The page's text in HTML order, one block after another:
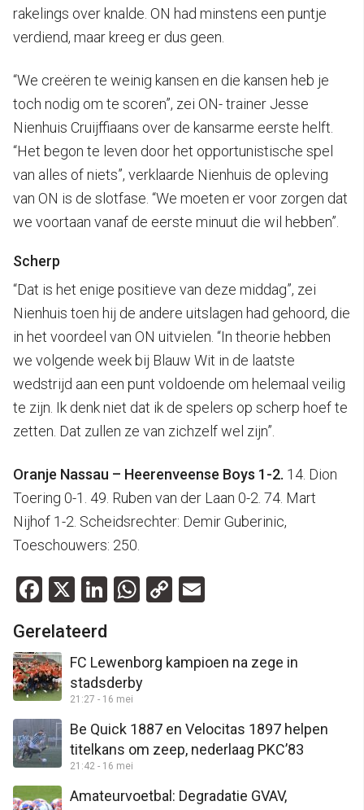
rakelings over knalde. ON had minstens een puntje
verdiend, maar kreeg er dus geen.
“We creëren te weinig kansen en die kansen heb je
toch nodig om te scoren”, zei ON- trainer Jesse
Nienhuis Cruijffiaans over de kansarme eerste helft.
“Het begon te leven door het opportunistische spel
van alles of niets”, verklaarde Nienhuis de opleving
van ON is de slotfase. “We moeten er voor zorgen dat
we voortaan vanaf de eerste minuut die wil hebben”.
Scherp
“Dat is het enige positieve van deze middag”, zei
Nienhuis toen hij de andere uitslagen had gehoord, die
in het voordeel van ON uitvielen. “In theorie hebben
we volgende week bij Blauw Wit in de laatste
wedstrijd aan een punt voldoende om helemaal veilig
te zijn. Ik denk niet dat ik de spelers op scherp hoef te
zetten. Dat zullen ze van zichzelf wel zijn”.
Oranje Nassau – Heerenveense Boys 1-2. 14. Dion
Toering 0-1. 49. Ruben van der Laan 0-2. 74. Mart
Nijhof 1-2. Scheidsrechter: Demir Guberinic,
Toeschouwers: 250.
Facebook
X LinkedIn
WhatsApp
Copy
Gerelateerd
FC Lewenborg kampioen na zege in
stadsderby
21:27 - 16 mei
Be Quick 1887 en Velocitas 1897 helpen
titelkans om zeep, nederlaag PKC’83
21:42 - 16 mei
Amateurvoetbal: Degradatie GVAV,